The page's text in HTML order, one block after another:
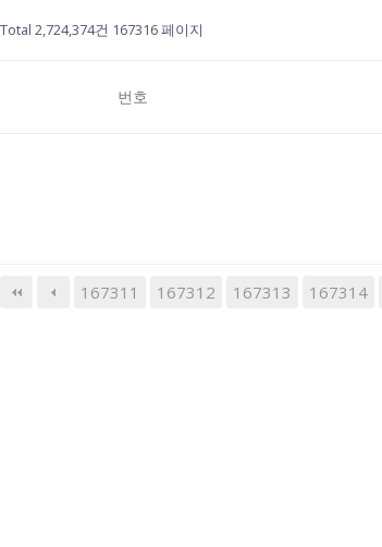
Total 2,724,374건 167316 페이지
번호
167311 167312 167313 167314
다음 맨끝